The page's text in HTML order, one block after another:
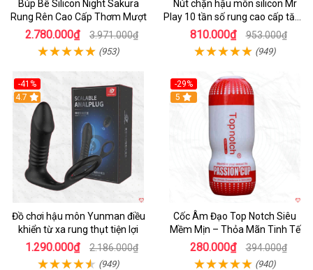
Búp Bê Silicon Night Sakura
Rung Rên Cao Cấp Thơm Mượt
2.780.000₫ 3.971.000₫
(953)
Nút chặn hậu môn silicon Mr
Play 10 tần số rung cao cấp tăng
khoái cảm
810.000₫ 953.000₫
(949)
-41%
Hot
4.7
Đồ chơi hậu môn Yunman điều
khiển từ xa rung thụt tiện lợi
1.290.000₫ 2.186.000₫
(949)
-29%
5
Cốc Âm Đạo Top Notch Siêu
Mềm Mịn – Thỏa Mãn Tinh Tế
280.000₫ 394.000₫
(940)